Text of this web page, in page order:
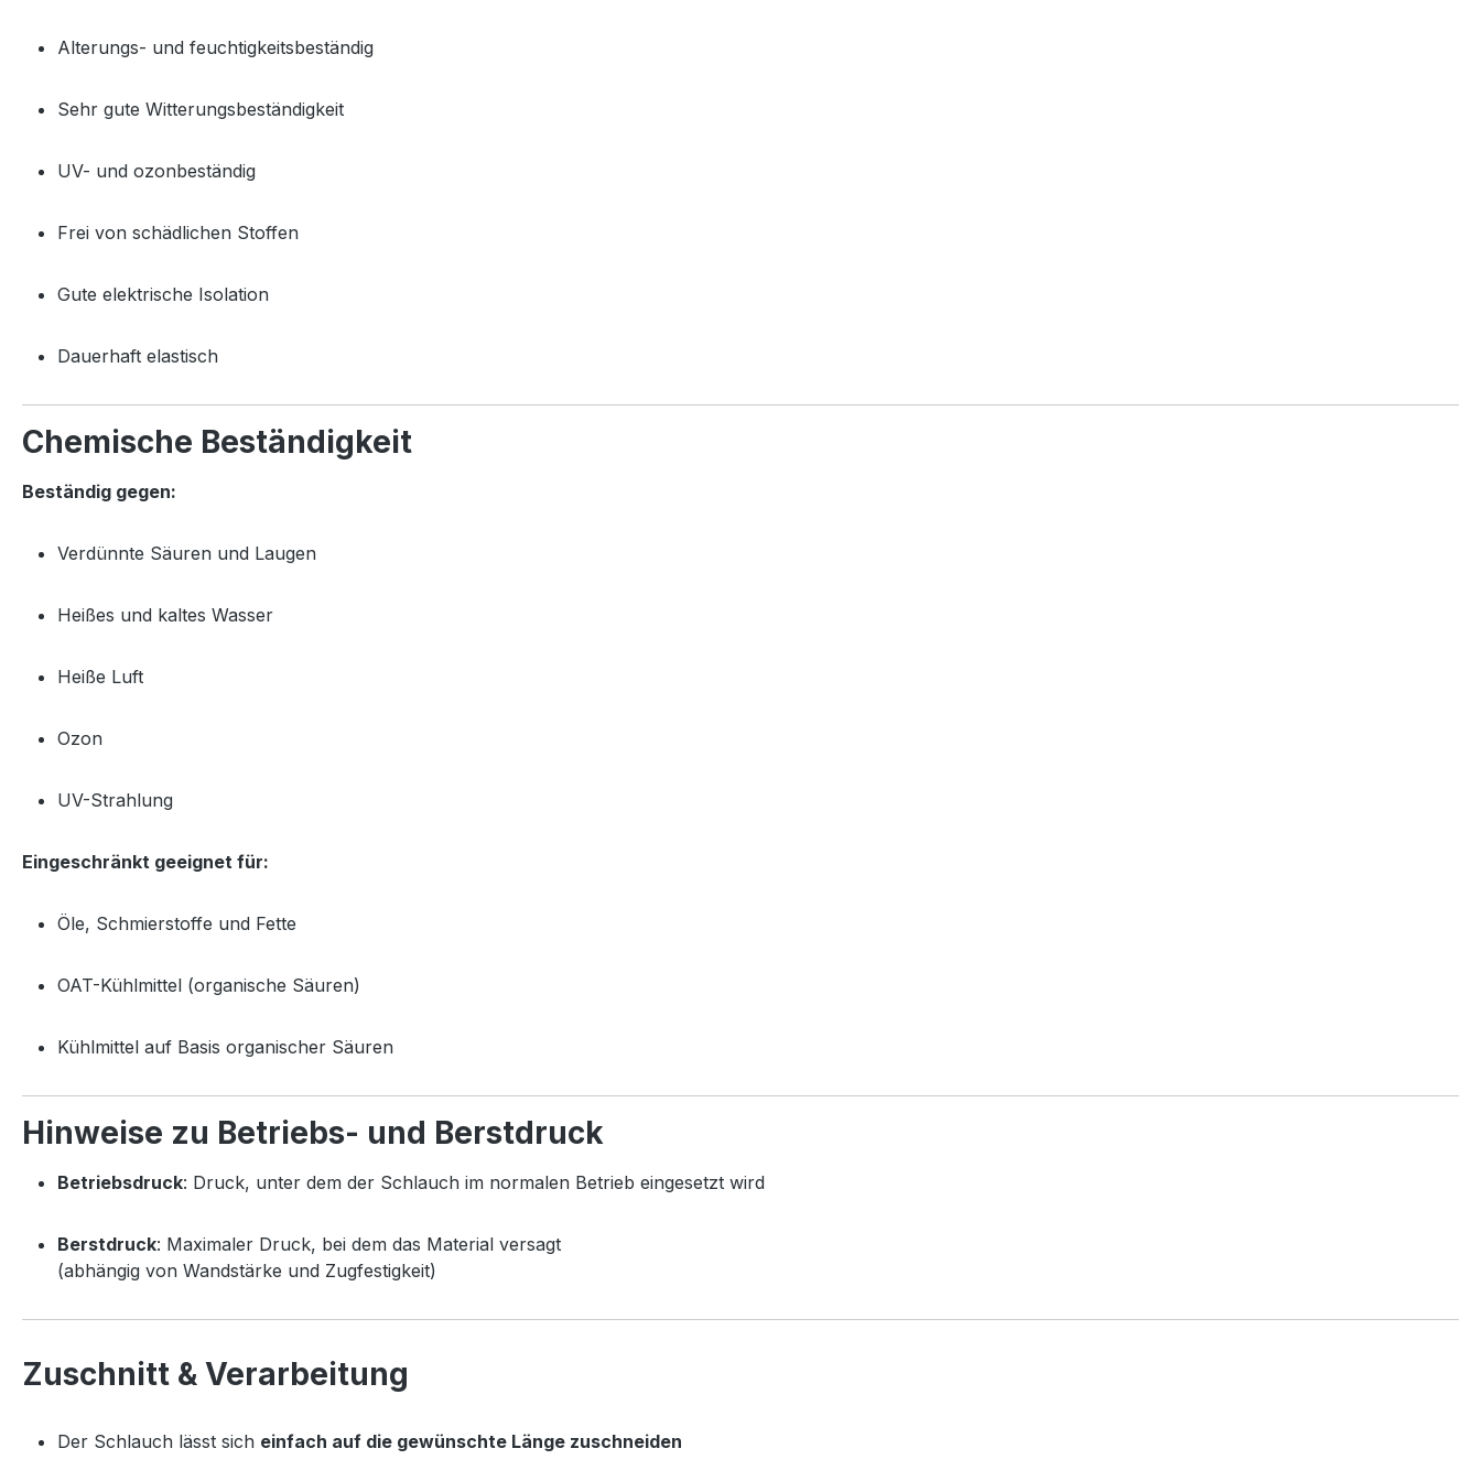
Alterungs- und feuchtigkeitsbeständig
Sehr gute Witterungsbeständigkeit
UV- und ozonbeständig
Frei von schädlichen Stoffen
Gute elektrische Isolation
Dauerhaft elastisch
Chemische Beständigkeit
Beständig gegen:
Verdünnte Säuren und Laugen
Heißes und kaltes Wasser
Heiße Luft
Ozon
UV-Strahlung
Eingeschränkt geeignet für:
Öle, Schmierstoffe und Fette
OAT-Kühlmittel (organische Säuren)
Kühlmittel auf Basis organischer Säuren
Hinweise zu Betriebs- und Berstdruck
Betriebsdruck: Druck, unter dem der Schlauch im normalen Betrieb eingesetzt wird
Berstdruck: Maximaler Druck, bei dem das Material versagt
(abhängig von Wandstärke und Zugfestigkeit)
Zuschnitt & Verarbeitung
Der Schlauch lässt sich einfach auf die gewünschte Länge zuschneiden